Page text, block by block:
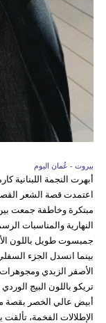
بيروت - عُمان اليوم
أبهرت النجمة
اعتمدت قصة الشعر
مبتكرة وخاطفة جمعت بين
النهارية والمناسبات
جمبسوت طويل باللون
بينما انسدل الجزء
الأصفر الزبدي
تريكو باللون البيج
أبيض عالي الخصر بقصة
الإطلالات الفخمة،